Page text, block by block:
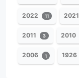
2022 11 2021
2011 3 2010
2006 1 1926